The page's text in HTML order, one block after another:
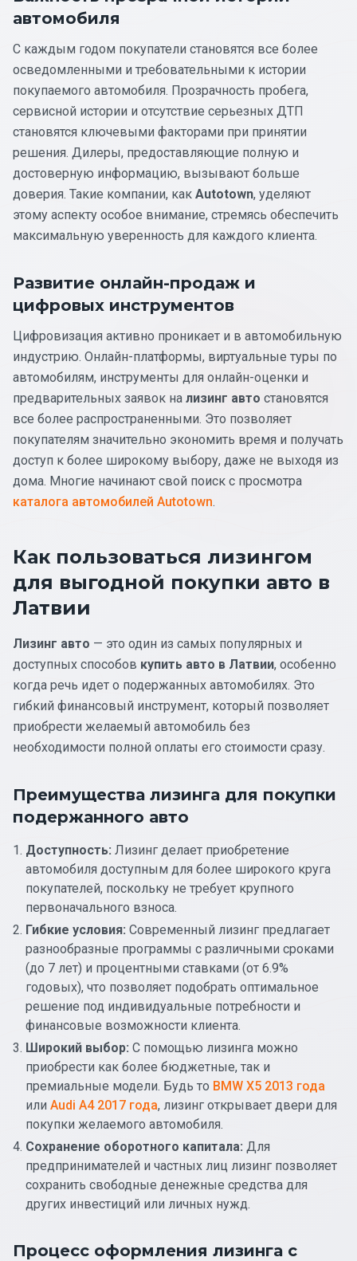
автомобиля
С каждым годом покупатели становятся все более
осведомленными и требовательными к истории
покупаемого автомобиля. Прозрачность пробега,
сервисной истории и отсутствие серьезных ДТП
становятся ключевыми факторами при принятии
решения. Дилеры, предоставляющие полную и
достоверную информацию, вызывают больше
доверия. Такие компании, как Autotown, уделяют
этому аспекту особое внимание, стремясь обеспечить
максимальную уверенность для каждого клиента.
Развитие онлайн-продаж и
цифровых инструментов
Цифровизация активно проникает и в автомобильную
индустрию. Онлайн-платформы, виртуальные туры по
автомобилям, инструменты для онлайн-оценки и
предварительных заявок на лизинг авто становятся
все более распространенными. Это позволяет
покупателям значительно экономить время и получать
доступ к более широкому выбору, даже не выходя из
дома. Многие начинают свой поиск с просмотра
каталога автомобилей Autotown.
Как пользоваться лизингом
для выгодной покупки авто в
Латвии
Лизинг авто — это один из самых популярных и
доступных способов купить авто в Латвии, особенно
когда речь идет о подержанных автомобилях. Это
гибкий финансовый инструмент, который позволяет
приобрести желаемый автомобиль без
необходимости полной оплаты его стоимости сразу.
Преимущества лизинга для покупки
подержанного авто
Доступность: Лизинг делает приобретение
автомобиля доступным для более широкого круга
покупателей, поскольку не требует крупного
первоначального взноса.
Гибкие условия: Современный лизинг предлагает
разнообразные программы с различными сроками
(до 7 лет) и процентными ставками (от 6.9%
годовых), что позволяет подобрать оптимальное
решение под индивидуальные потребности и
финансовые возможности клиента.
Широкий выбор: С помощью лизинга можно
приобрести как более бюджетные, так и
премиальные модели. Будь то BMW X5 2013 года
или Audi A4 2017 года, лизинг открывает двери для
покупки желаемого автомобиля.
Сохранение оборотного капитала: Для
предпринимателей и частных лиц лизинг позволяет
сохранить свободные денежные средства для
других инвестиций или личных нужд.
Процесс оформления лизинга с